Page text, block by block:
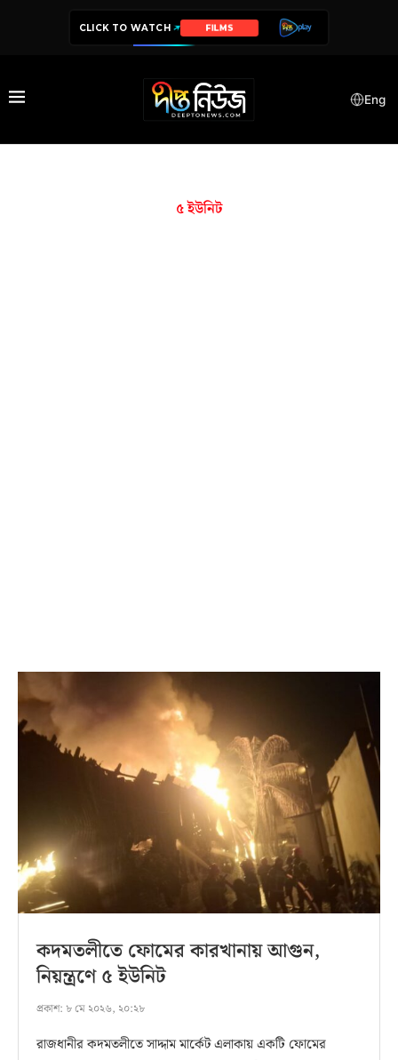
CLICK TO WATCH FILMS
Eng
৫ ইউনিট
কদমতলীতে ফোমের কারখানায় আগুন,
নিয়ন্ত্রণে ৫ ইউনিট
প্রকাশ: ৮ মে ২০২৬, ২০:২৮
রাজধানীর কদমতলীতে সাদ্দাম মার্কেট এলাকায় একটি ফোমের